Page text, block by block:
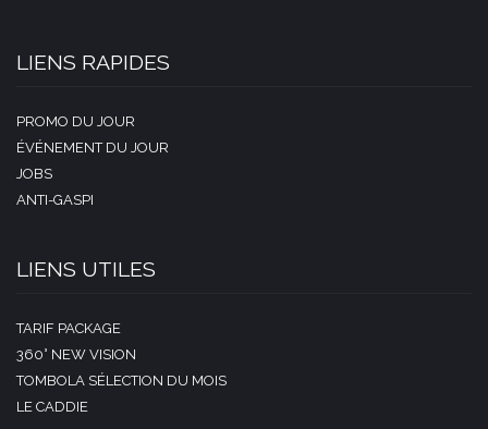
LIENS RAPIDES
PROMO DU JOUR
ÉVÉNEMENT DU JOUR
JOBS
ANTI-GASPI
LIENS UTILES
TARIF PACKAGE
360° NEW VISION
TOMBOLA SÉLECTION DU MOIS
LE CADDIE